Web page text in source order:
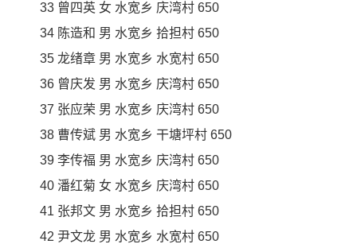
33 曾四英 女 水宽乡 庆湾村 650
34 陈造和 男 水宽乡 拾担村 650
35 龙绪章 男 水宽乡 水宽村 650
36 曾庆发 男 水宽乡 庆湾村 650
37 张应荣 男 水宽乡 庆湾村 650
38 曹传斌 男 水宽乡 干塘坪村 650
39 李传福 男 水宽乡 庆湾村 650
40 潘红菊 女 水宽乡 庆湾村 650
41 张邦文 男 水宽乡 拾担村 650
42 尹文龙 男 水宽乡 水宽村 650